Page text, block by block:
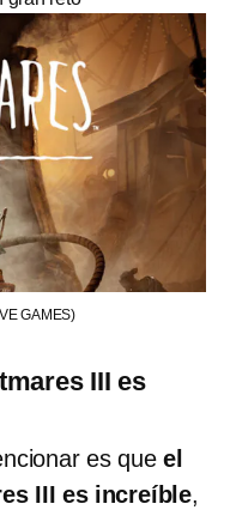
GAMES)
III es
es que el
III es increíble,